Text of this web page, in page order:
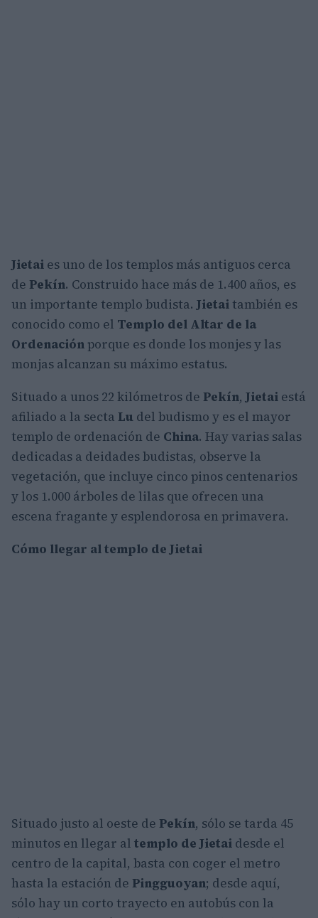
Jietai es uno de los templos más antiguos cerca
de Pekín. Construido hace más de 1.400 años, es
un importante templo budista. Jietai también es
conocido como el Templo del Altar de la
Ordenaciónporque es donde los monjes y las
monjas alcanzan su máximo estatus.
Situado a unos 22 kilómetros de Pekín,Jietai está
afiliado a la secta Lu del budismo y es el mayor
templo de ordenación de China. Hay varias salas
dedicadas a deidades budistas, observe la
vegetación, que incluye cinco pinos centenarios
y los 1.000 árboles de lilas que ofrecen una
escena fragante y esplendorosa en primavera.
Cómo llegar al templo de Jietai
Situado justo al oeste de Pekín, sólo se tarda 45
minutos en llegar al templo de Jietai desde el
centro de la capital, basta con coger el metro
hasta la estación de Pingguoyan; desde aquí,
sólo hay un corto trayecto en autobús con la